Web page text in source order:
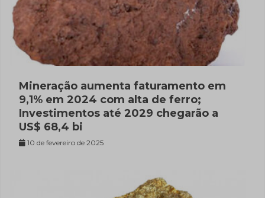
Mineração aumenta faturamento em
9,1% em 2024 com alta de ferro;
Investimentos até 2029 chegarão a
US$ 68,4 bi
10 de fevereiro de 2025